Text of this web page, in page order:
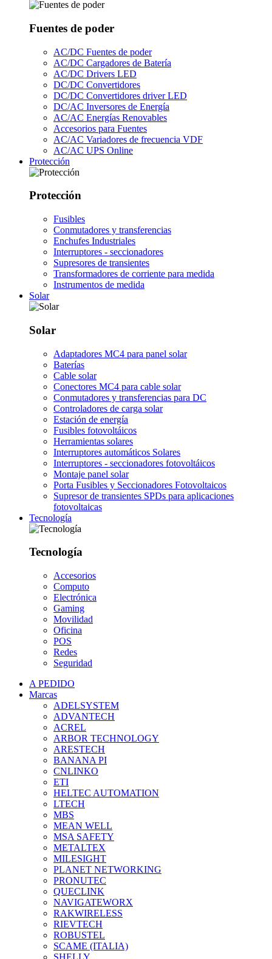
Fuentes de poder
AC/DC Fuentes de poder
AC/DC Cargadores de Batería
AC/DC Drivers LED
DC/DC Convertidores
DC/DC Convertidores driver LED
DC/AC Inversores de Energía
AC/AC Energías Renovables
Accesorios para Fuentes
AC/AC Variadores de frecuencia VDF
AC/AC UPS Online
Protección
Protección
Fusibles
Conmutadores y transferencias
Enchufes Industriales
Interruptores - seccionadores
Supresores de transientes
Transformadores de corriente para medida
Instrumentos de medida
Solar
Solar
Adaptadores MC4 para panel solar
Baterías
Cable solar
Conectores MC4 para cable solar
Conmutadores y transferencias para DC
Controladores de carga solar
Estación de energía
Fusibles fotovoltáicos
Herramientas solares
Interruptores automáticos Solares
Interruptores - seccionadores fotovoltáicos
Montaje panel solar
Porta Fusibles y Seccionadores Fotovoltaicos
Supresor de transientes SPDs para aplicaciones
fotovoltaicas
Tecnología
Tecnología
Accesorios
Computo
Electrónica
Gaming
Movilidad
Oficina
POS
Redes
Seguridad
A PEDIDO
Marcas
ADELSYSTEM
ADVANTECH
ACREL
ARBOR TECHNOLOGY
ARESTECH
BANANA PI
CNLINKO
ETI
HELTEC AUTOMATION
LTECH
MBS
MEAN WELL
MSA SAFETY
METALTEX
MILESIGHT
PLANET NETWORKING
PRONUTEC
QUECLINK
NAVIGATEWORX
RAKWIRELESS
RIEVTECH
ROBUSTEL
SCAME (ITALIA)
SHELLY